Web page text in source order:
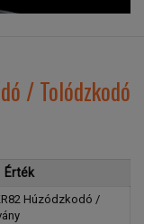
/ Tolódzkodó
Érték
Húzódzkodó /